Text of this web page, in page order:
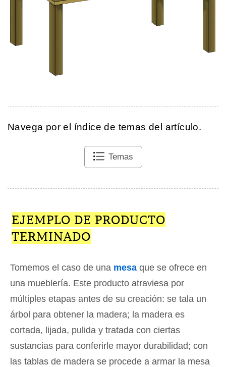
Navega por el índice de temas del artículo.
Temas
EJEMPLO DE PRODUCTO
TERMINADO
Tomemos el caso de una mesa que se ofrece en
una mueblería. Este producto atraviesa por
múltiples etapas antes de su creación: se tala un
árbol para obtener la madera; la madera es
cortada, lijada, pulida y tratada con ciertas
sustancias para conferirle mayor durabilidad; con
las tablas de madera se procede a armar la mesa